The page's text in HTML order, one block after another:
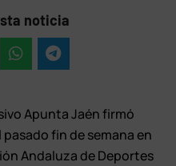
noticia
Apunta Jaén firmó
fin de semana en
Andaluza de Deportes